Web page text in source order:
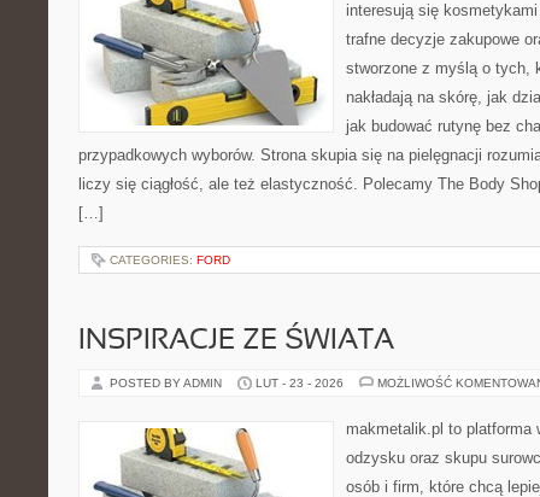
interesują się
trafne decyzje zakupowe
stworzone z myślą o tych,
nakładają na skórę, jak
jak budować rutynę bez
przypadkowych wyborów. Strona skupia się na pielęgnacji
liczy się ciągłość, ale też elastyczność. Polecamy The Body
[…]
CATEGORIES: FORD
INSPIRACJE ZE ŚWIATA
POSTED BY ADMIN LUT - 23 - 2026 MOŻLIWOŚĆ
makmetalik.pl to platforma
odzysku oraz skupu
osób i firm, które chcą